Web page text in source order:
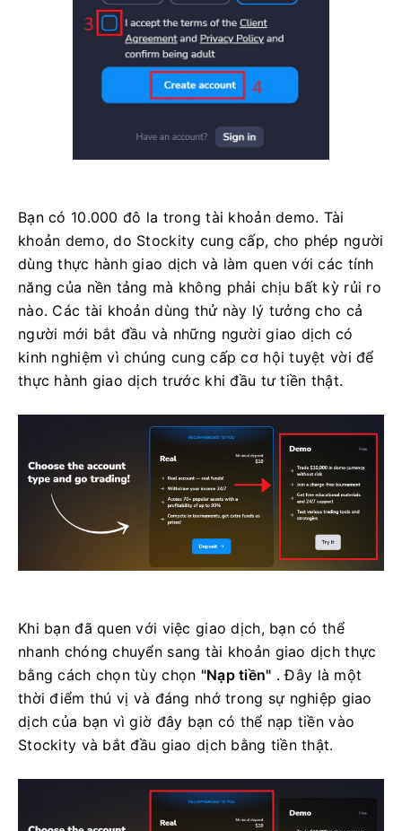
Bạn có 10.000 đô la trong tài khoản demo. Tài
khoản demo, do Stockity cung cấp, cho phép người
dùng thực hành giao dịch và làm quen với các tính
năng của nền tảng mà không phải chịu bất kỳ rủi ro
nào. Các tài khoản dùng thử này lý tưởng cho cả
người mới bắt đầu và những người giao dịch có
kinh nghiệm vì chúng cung cấp cơ hội tuyệt vời để
thực hành giao dịch trước khi đầu tư tiền thật.
Khi bạn đã quen với việc giao dịch, bạn có thể
nhanh chóng chuyển sang tài khoản giao dịch thực
bằng cách chọn tùy chọn "Nạp tiền" . Đây là một
thời điểm thú vị và đáng nhớ trong sự nghiệp giao
dịch của bạn vì giờ đây bạn có thể nạp tiền vào
Stockity và bắt đầu giao dịch bằng tiền thật.